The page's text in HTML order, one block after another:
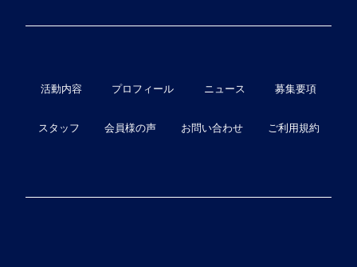
活動内容 プロフィール ニュース 募集要項
スタッフ 会員様の声 お問い合わせ ご利用規約